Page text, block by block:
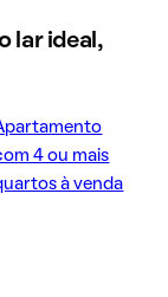
lar ideal,
4 ou mais
à venda